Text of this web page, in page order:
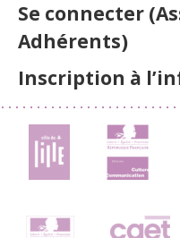
Se connecter
Adhérents)
Inscription à